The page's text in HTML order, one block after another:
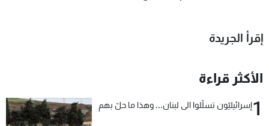
إقرأ الجريدة
الأكثر قراءة
1إسرائيليّون تسلّلوا الى لبنان... وهذا ما حلّ بهم
الإنـتـاج
لاعلاناتكم